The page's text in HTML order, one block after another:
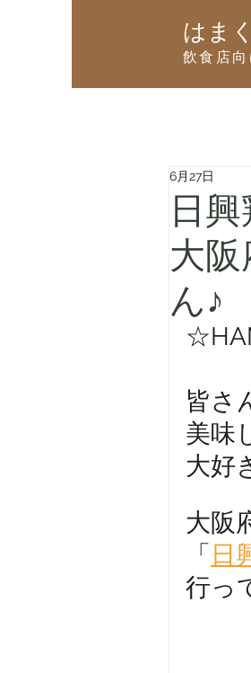
はま
飲食店
日
大
ん♪
6月27日
皆さ
美味
大好
大阪
「 日
行っ